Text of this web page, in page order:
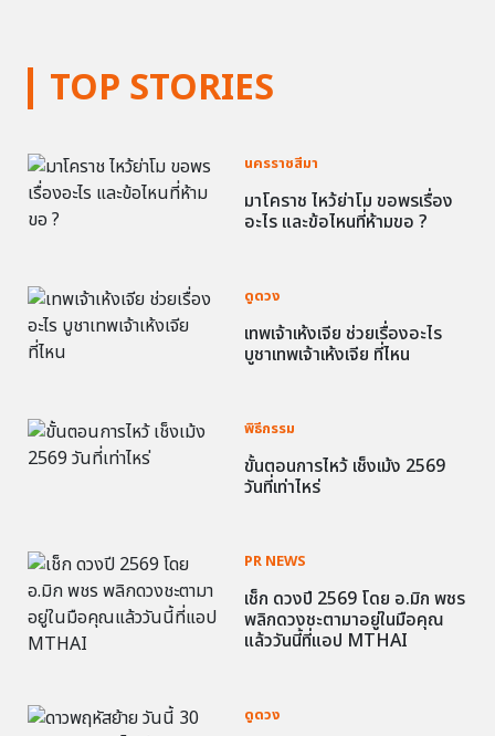
TOP STORIES
นครราชสีมา
มาโคราช ไหว้ย่าโม ขอพรเรื่อง
อะไร และข้อไหนที่ห้ามขอ ?
ดูดวง
เทพเจ้าเห้งเจีย ช่วยเรื่องอะไร
บูชาเทพเจ้าเห้งเจีย ที่ไหน
พิธีกรรม
ขั้นตอนการไหว้ เช็งเม้ง 2569
วันที่เท่าไหร่
PR NEWS
เช็ก ดวงปี 2569 โดย อ.มิก พชร
พลิกดวงชะตามาอยู่ในมือคุณ
แล้ววันนี้ที่แอป MTHAI
ดูดวง